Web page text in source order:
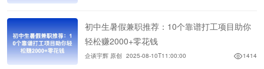
初中生暑假兼职推荐：10个靠谱打工项目助你
轻松赚2000+零花钱
企谈宇辉 原创 2025-08-10T11:00:00 1414